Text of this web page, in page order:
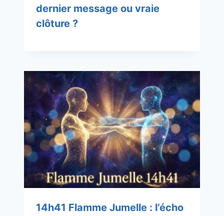
dernier message ou vraie
clôture ?
14h41 Flamme Jumelle : l’écho